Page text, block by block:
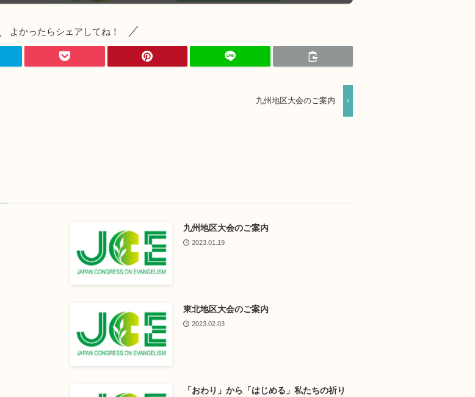
よかったらシェアしてね！
九州地区大会のご案内
九州地区大会のご案内
2023.01.19
東北地区大会のご案内
2023.02.03
「おわり」から「はじめる」私たちの祈り